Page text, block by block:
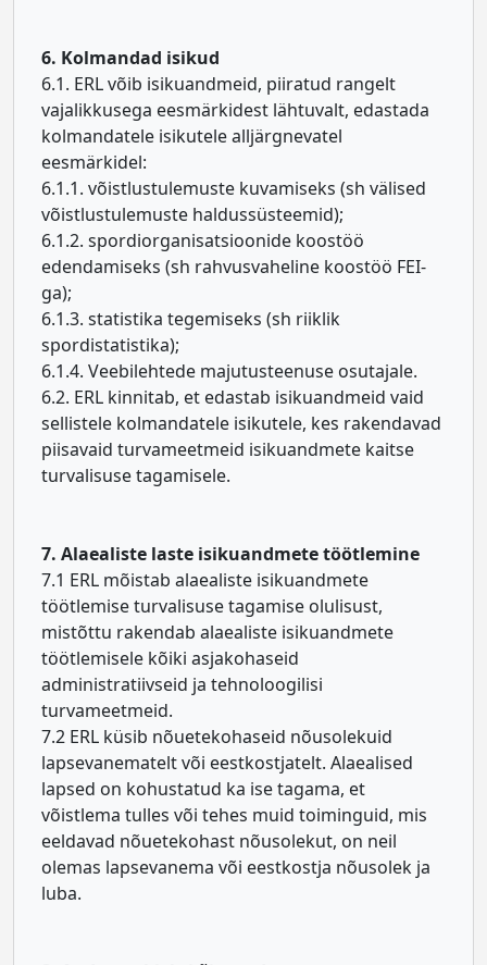
6. Kolmandad isikud
6.1. ERL võib isikuandmeid, piiratud rangelt
vajalikkusega eesmärkidest lähtuvalt, edastada
kolmandatele isikutele alljärgnevatel
eesmärkidel:
6.1.1. võistlustulemuste kuvamiseks (sh välised
võistlustulemuste haldussüsteemid);
6.1.2. spordiorganisatsioonide koostöö
edendamiseks (sh rahvusvaheline koostöö FEI-
ga);
6.1.3. statistika tegemiseks (sh riiklik
spordistatistika);
6.1.4. Veebilehtede majutusteenuse osutajale.
6.2. ERL kinnitab, et edastab isikuandmeid vaid
sellistele kolmandatele isikutele, kes rakendavad
piisavaid turvameetmeid isikuandmete kaitse
turvalisuse tagamisele.
7. Alaealiste laste isikuandmete töötlemine
7.1 ERL mõistab alaealiste isikuandmete
töötlemise turvalisuse tagamise olulisust,
mistõttu rakendab alaealiste isikuandmete
töötlemisele kõiki asjakohaseid
administratiivseid ja tehnoloogilisi
turvameetmeid.
7.2 ERL küsib nõuetekohaseid nõusolekuid
lapsevanematelt või eestkostjatelt. Alaealised
lapsed on kohustatud ka ise tagama, et
võistlema tulles või tehes muid toiminguid, mis
eeldavad nõuetekohast nõusolekut, on neil
olemas lapsevanema või eestkostja nõusolek ja
luba.